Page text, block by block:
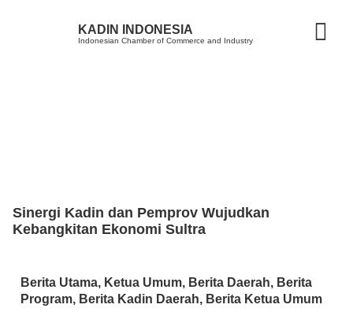
KADIN INDONESIA
Indonesian Chamber of Commerce and Industry
Sinergi Kadin dan Pemprov Wujudkan
Kebangkitan Ekonomi Sultra
Berita Utama, Ketua Umum, Berita Daerah, Berita
Program, Berita Kadin Daerah, Berita Ketua Umum